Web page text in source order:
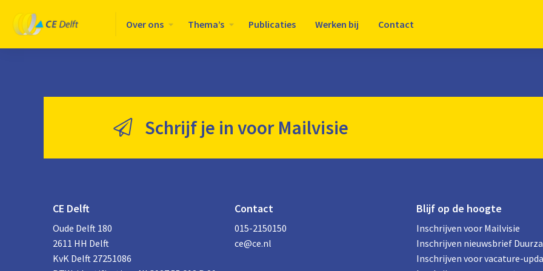
Logo
CE
Delft
Over ons Thema’s Publicaties Werken bij Contact
Schrijf je in voor Mailvisie
CE Delft
Oude Delft 180
2611 HH Delft
KvK Delft 27251086
Contact
015-2150150
ce@ce.nl
Blijf op de hoogte
Inschrijven voor Mailvisie
Inschrijven nieuwsbrief
Inschrijven voor vacature-